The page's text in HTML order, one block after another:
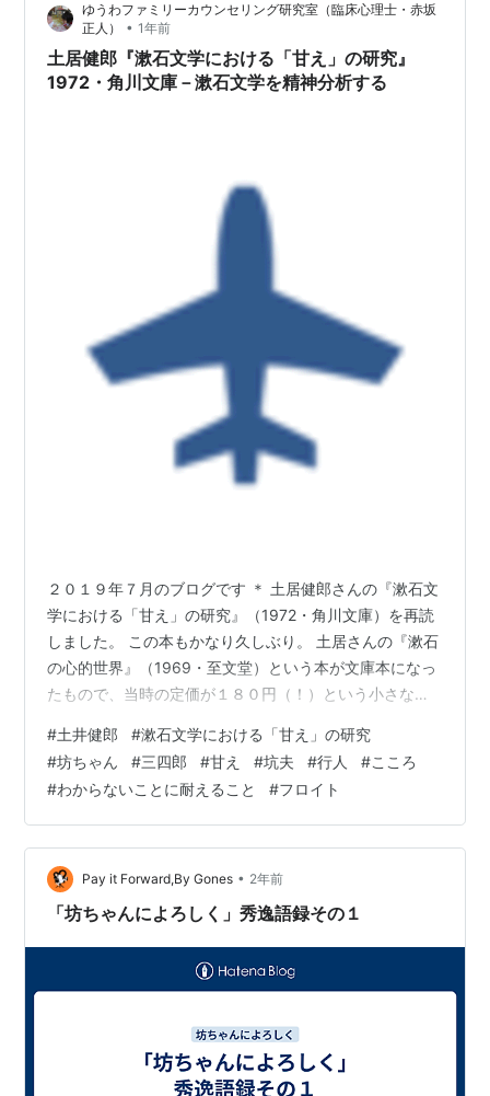
は乳母がいたんです。日傘の方は、当時の下町で日傘と
言ったらよほどオスマシさんが使う程度でRさんは新潟出
身のたくましい女性でしたのでさすがに使っ…
ゆうわファミリーカウンセリング研究室（臨床心理士・赤坂
正人）
• 1年前
土居健郎『漱石文学における「甘え」の研究』
1972・角川文庫－漱石文学を精神分析する
２０１９年７月のブログです ＊ 土居健郎さんの『漱石文
学における「甘え」の研究』（1972・角川文庫）を再読
しました。 この本もかなり久しぶり。 土居さんの『漱石
の心的世界』（1969・至文堂）という本が文庫本になっ
たもので、当時の定価が１８０円（！）という小さな
たくて、古本屋さんでやっと見つけて読んだのですが、
今読んでもやはり読みごたえのあるいい本です。 『坊ち
ゃん』や『三四郎』などの漱石さんの小説を精神分析の
理解を参考にして解読していきます。 例えば、『坊ちゃ
ん』では、主人公と清が互いに「甘え」ている様子が指
摘され、『明暗』でも、津田とお…
#土井健郎 #漱石文学における「甘え」の研究
#坊ちゃん #三四郎 #甘え #坑夫 #行人 #こころ
#わからないことに耐えること #フロイト
Pay it Forward,By Gones • 2年前
「坊ちゃんによろしく」秀逸語録その１